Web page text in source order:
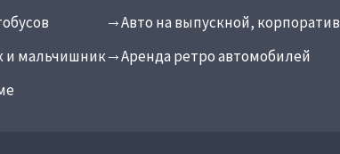
Авто на выпускной, корпоратив
и мальчишник
Аренда ретро автомобилей